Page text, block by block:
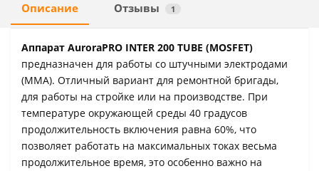
Описание Отзывы 1
Аппарат AuroraPRO INTER 200 TUBE (MOSFET)
предназначен для работы со штучными электродами
(MMA). Отличный вариант для ремонтной бригады,
для работы на стройке или на производстве. При
температуре окружающей среды 40 градусов
продолжительность включения равна 60%, что
позволяет работать на максимальных токах весьма
продолжительное время, это особенно важно на